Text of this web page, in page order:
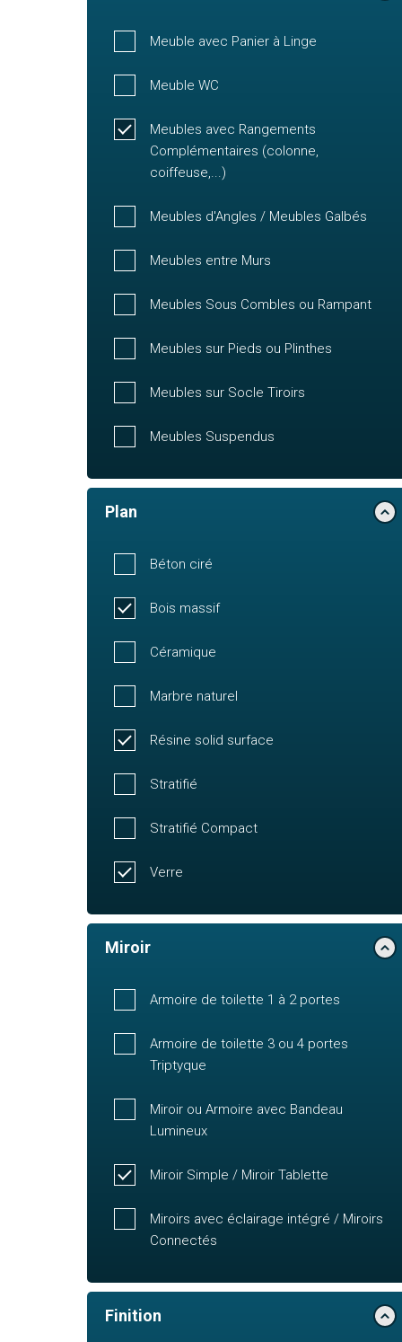
Meuble avec Panier à Linge
Meuble WC
Meubles avec Rangements
Complémentaires (colonne,
coiffeuse,...)
Meubles d'Angles / Meubles Galbés
Meubles entre Murs
Meubles Sous Combles ou Rampant
Meubles sur Pieds ou Plinthes
Meubles sur Socle Tiroirs
Meubles Suspendus
Plan
Béton ciré
Bois massif
Céramique
Marbre naturel
Résine solid surface
Stratifié
Stratifié Compact
Verre
Miroir
Armoire de toilette 1 à 2 portes
Armoire de toilette 3 ou 4 portes
Triptyque
Miroir ou Armoire avec Bandeau
Lumineux
Miroir Simple / Miroir Tablette
Miroirs avec éclairage intégré / Miroirs
Connectés
Finition